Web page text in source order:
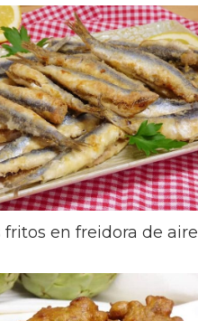
fritos en freidora de aire